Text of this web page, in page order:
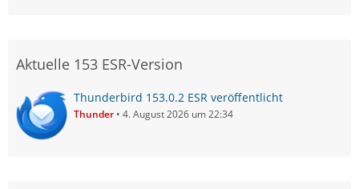
Aktuelle 153 ESR-Version
Thunderbird 153.0.2 ESR veröffentlicht
Thunder 4. August 2026 um 22:34